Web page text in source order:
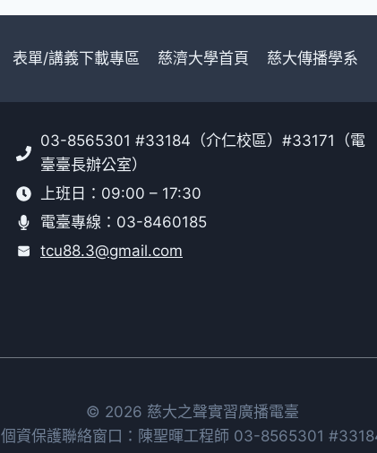
表單/講義下載專區 慈濟大學首頁 慈大傳播學系
03-8565301 #33184（介仁校區）#33171（電
臺臺長辦公室）
上班日：09:00 – 17:30
電臺專線：03-8460185
tcu88.3@gmail.com
© 2026 慈大之聲實習廣播電臺
個資保護聯絡窗口：陳聖暉工程師 03-8565301